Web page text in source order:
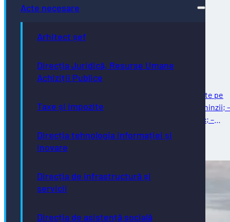
Acte necesare
Arhitect șef
Direcția Juridică, Resurse Umane
Achiziții Publice
Taxe și impozite
Direcția tehnologia informației și
inovare
Direcția de infrastructură și
servicii
Direcția de asistență socială
Direcţia de Infrastructură și Servicii –
intervenții programate în săptămâna
Întreținere străzi Reparații curente: – reparații curente pe
strada Ghinzii; – amenajare parcare la sol pe strada Ghinzii; –
îndreptat și remontat stâlpi din fontă, beton și plastic; –
reparații…
03/08/2026